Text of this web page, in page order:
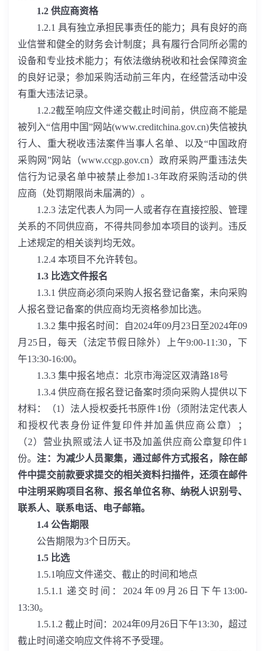
1.2 供应商资格
1.2.1 具有独立承担民事责任的能力；具有良好的商
业信誉和健全的财务会计制度；具有履行合同所必需的
设备和专业技术能力；有依法缴纳税收和社会保障资金
的良好记录；参加采购活动前三年内，在经营活动中没
有重大违法记录。
1.2.2截至响应文件递交截止时间前，供应商不能是
被列入“信用中国”网站(www.creditchina.gov.cn)失信被执
行人、重大税收违法案件当事人名单、以及“中国政府
采购网”网站（www.ccgp.gov.cn）政府采购严重违法失
信行为记录名单中被禁止参加 1-3年政府采购活动的供
应商（处罚期限尚未届满的）。
1.2.3 法定代表人为同一人或者存在直接控股、管理
关系的不同供应商，不得共同参加本项目的谈判。违反
上述规定的相关谈判均无效。
1.2.4 本项目不允许转包。
1.3 比选文件报名
1.3.1 供应商必须向采购人报名登记备案，未向采购
人报名登记备案的供应商均无资格参加比选。
1.3.2 集中报名时间：自2024年09月 23 日至2024年09
月 25日，每天（法定节假日除外）上午9:00-11:30，下
午13:30-16:00。
1.3.3 集中报名地点：北京市海淀区双清路18号
1.3.4 供应商在报名登记备案时须向采购人提供以下
材料：（1 ）法人授权委托书原件1份（须附法定代表人
和授权代表身份证件复印件并加盖供应商公章）；
（2）营业执照或法人证书及加盖供应商公章复印件1
份。注：为减少人员聚集，通过邮件方式报名，除在邮
件中提交前款要求提交的相关资料扫描件，还须在邮件
中注明采购项目名称、报名单位名称、纳税人识别号、
联系人、联系电话、电子邮箱。
1.4 公告期限
公告期限为3个日历天。
1.5 比选
1.5.1 响应文件递交、截止的时间和地点
1.5.1.1递交时间： 2024 年09月 26日下午 13:00-
13:30。
1.5.1.2 截止时间： 2024年09月 26 日下午13:30，超过
截止时间递交响应文件将不予受理。